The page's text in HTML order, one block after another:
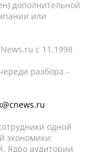
дополнительной
или
c 11.1998
разбора -
одной
экономики:
Ядро аудитории